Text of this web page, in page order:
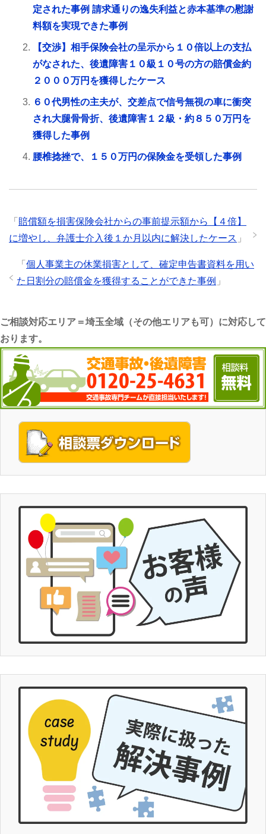
定された事例 請求通りの逸失利益と赤本基準の慰謝
料額を実現できた事例
【交渉】相手保険会社の呈示から１０倍以上の支払
がなされた、後遺障害１０級１０号の方の賠償金約
２０００万円を獲得したケース
６０代男性の主夫が、交差点で信号無視の車に衝突
され大腿骨骨折、後遺障害１２級・約８５０万円を
獲得した事例
腰椎捻挫で、１５０万円の保険金を受領した事例
「 賠償額を損害保険会社からの事前提示額から【４倍】
に増やし、弁護士介入後１か月以内に解決したケース 」
「 個人事業主の休業損害として、確定申告書資料を用い
た日割分の賠償金を獲得することができた事例 」
ご相談対応エリア＝埼玉全域（その他エリアも可）に対応して
おります。